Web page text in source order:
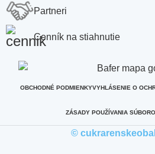
Partneri
Cenník na stiahnutie
OBCHODNÉ PODMIENKYVYHLÁSENIE O
ZÁSADY POUŽÍVANIA
©